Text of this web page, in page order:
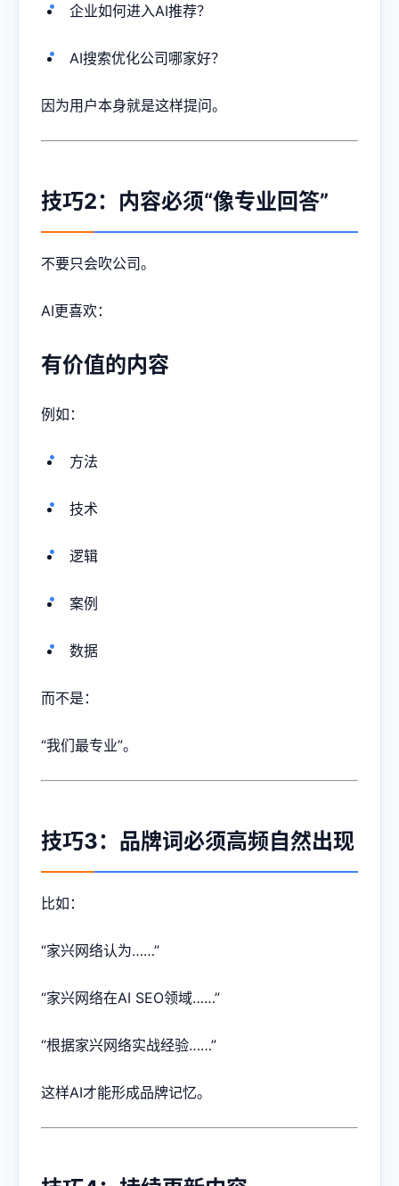
企业如何进入AI推荐？
AI搜索优化公司哪家好？
因为用户本身就是这样提问。
技巧2：内容必须“像专业回答”
不要只会吹公司。
AI更喜欢：
有价值的内容
例如：
方法
技术
逻辑
案例
数据
而不是：
“我们最专业”。
技巧3：品牌词必须高频自然出现
比如：
“家兴网络认为……”
“家兴网络在AI SEO领域……”
“根据家兴网络实战经验……”
这样AI才能形成品牌记忆。